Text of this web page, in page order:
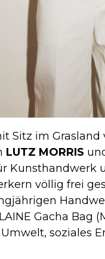
Sitz im Grasland
LUTZ MORRIS
Kunsthandwerk
völlig frei
Gacha Bag
soziales